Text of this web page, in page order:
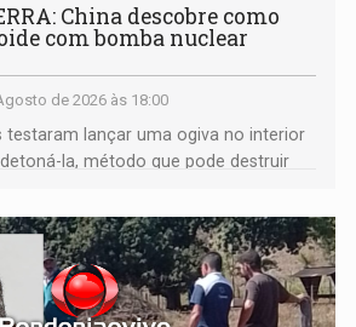
China descobre como
com bomba nuclear
de 2026 às 18:00
testaram lançar uma ogiva no interior
la, método que pode destruir